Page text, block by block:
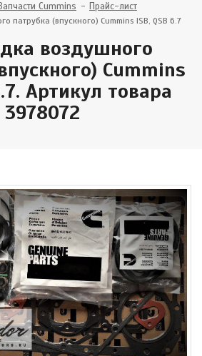
Cummins Прайс-лист
патрубка (впускного) Cummins ISB, QSB 6.7
воздушного
Cummins
Артикул товара
3978072